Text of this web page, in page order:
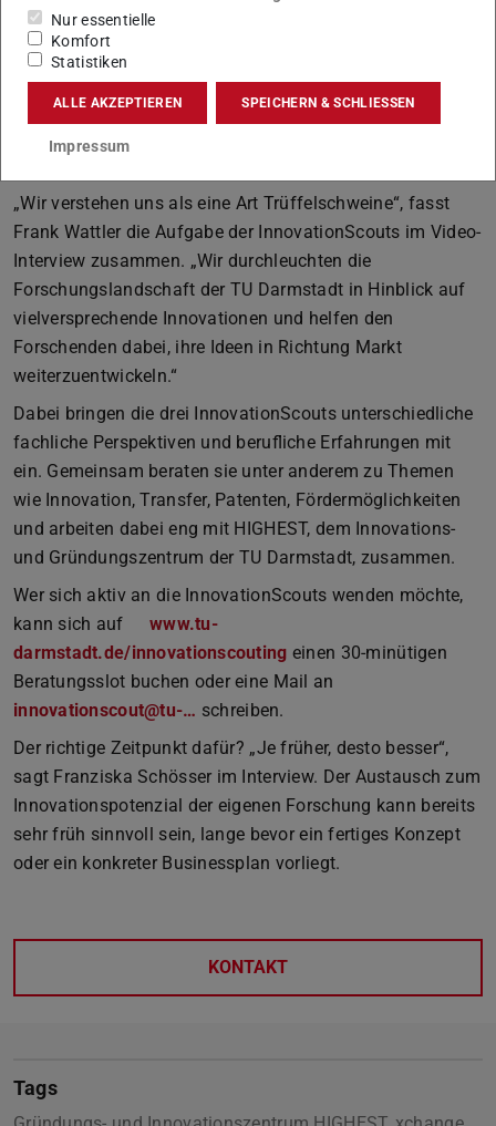
ups bei der Gründung begleitet. Diese
Ausgründungen von Wissenschaftler:innen und
Studierenden der TU Darmstadt sind zentraler
Baustein von xchange in Wirtschaft, Gesellschaft und
Politik.
„Wir verstehen uns als eine Art Trüffelschweine“, fasst
Frank Wattler die Aufgabe der InnovationScouts im Video-
Interview zusammen. „Wir durchleuchten die
Forschungslandschaft der TU Darmstadt in Hinblick auf
vielversprechende Innovationen und helfen den
Forschenden dabei, ihre Ideen in Richtung Markt
weiterzuentwickeln.“
Dabei bringen die drei InnovationScouts unterschiedliche
fachliche Perspektiven und berufliche Erfahrungen mit
ein. Gemeinsam beraten sie unter anderem zu Themen
wie Innovation, Transfer, Patenten, Fördermöglichkeiten
und arbeiten dabei eng mit HIGHEST, dem Innovations-
und Gründungszentrum der TU Darmstadt, zusammen.
Wer sich aktiv an die InnovationScouts wenden möchte,
kann sich auf
www.tu-
darmstadt.de/innovationscouting einen 30-minütigen
Beratungsslot buchen oder eine Mail an
innovationscout@tu-… schreiben.
Der richtige Zeitpunkt dafür? „Je früher, desto besser“,
sagt Franziska Schösser im Interview. Der Austausch zum
Innovationspotenzial der eigenen Forschung kann bereits
sehr früh sinnvoll sein, lange bevor ein fertiges Konzept
oder ein konkreter Businessplan vorliegt.
KONTAKT
Tags
Nur essentielle
Komfort
Statistiken
ALLE AKZEPTIEREN SPEICHERN & SCHLIESSEN
Impressum